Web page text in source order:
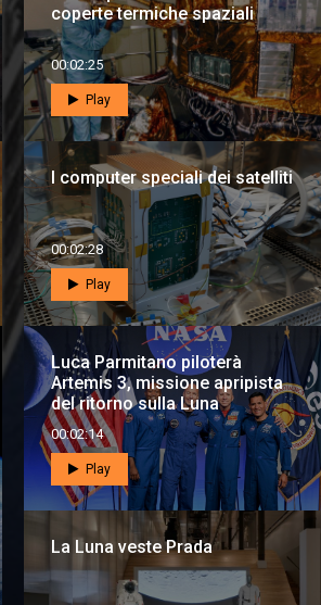
coperte termiche spaziali
00:02:25
Play
I computer speciali dei satelliti
00:02:28
Play
Luca Parmitano piloterà
Artemis 3, missione apripista
del ritorno sulla Luna
00:02:14
Play
La Luna veste Prada